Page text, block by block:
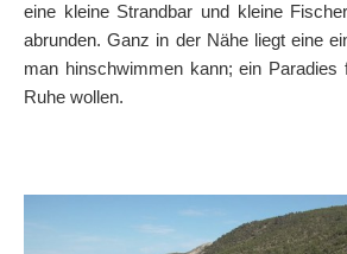
AUF DIE KARTE
Kommen Sie immer an Ihrem Ziel an
eine kleine Strandbar und kleine
abrunden. Ganz in der Nähe liegt eine
man hinschwimmen kann; ein Paradies
Ruhe wollen.